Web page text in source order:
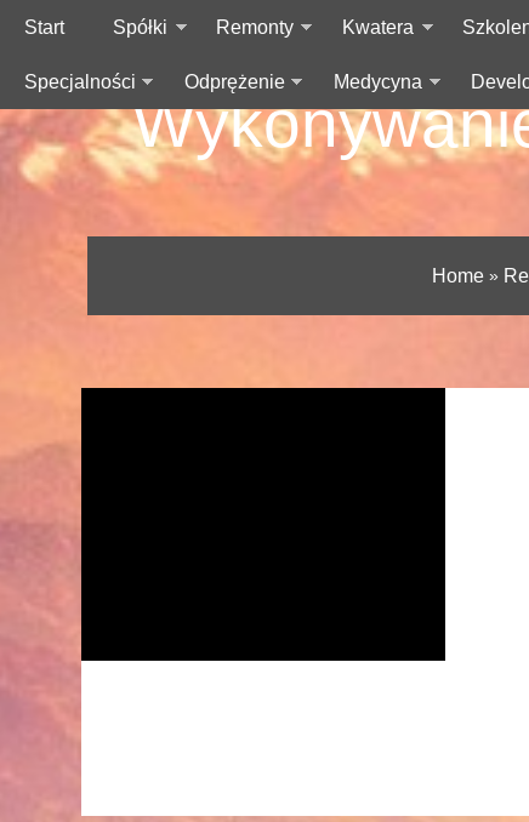
Start Spółki Remonty Kwatera
Specjalności Odprężenie Medycyna
Home»